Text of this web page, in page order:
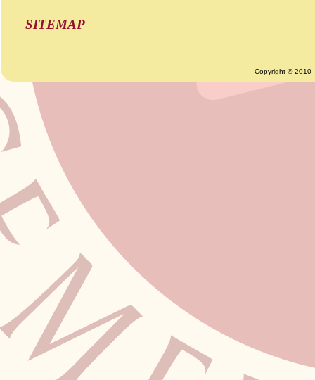
SITEMAP
Copyright ©